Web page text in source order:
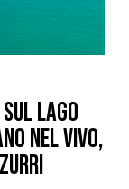
Lago
nel vivo,